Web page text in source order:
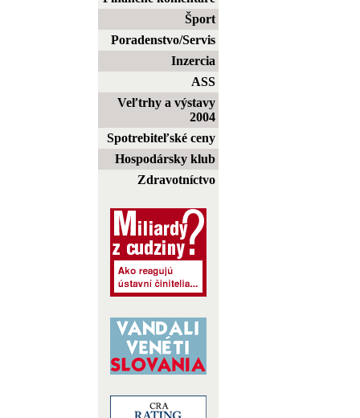
Šport
Poradenstvo/Servis
Inzercia
ASS
Veľtrhy a výstavy
2004
Spotrebiteľské ceny
Hospodársky klub
Zdravotníctvo